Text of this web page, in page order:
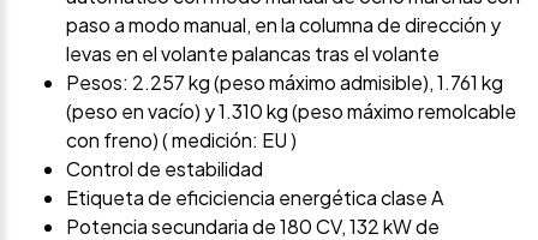
paso a modo manual, en la columna de dirección y
levas en el volante palancas tras el volante
Pesos: 2.257 kg (peso máximo admisible), 1.761 kg
(peso en vacío) y 1.310 kg (peso máximo remolcable
con freno) ( medición: EU )
Control de estabilidad
Etiqueta de eficiciencia energética clase A
Potencia secundaria de 180 CV, 132 kW de